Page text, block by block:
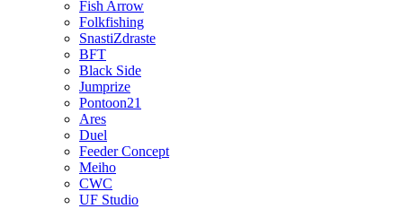
Fish Arrow
Folkfishing
SnastiZdraste
BFT
Black Side
Jumprize
Pontoon21
Ares
Duel
Feeder Concept
Meiho
CWC
UF Studio